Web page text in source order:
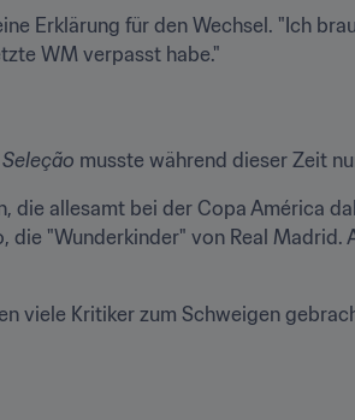
Erklärung für den Wechsel. "Ich
WM verpasst habe."
Seleção musste während dieser Zeit
die allesamt bei der Copa América
"Wunderkinder" von Real Madrid.
viele Kritiker zum Schweigen